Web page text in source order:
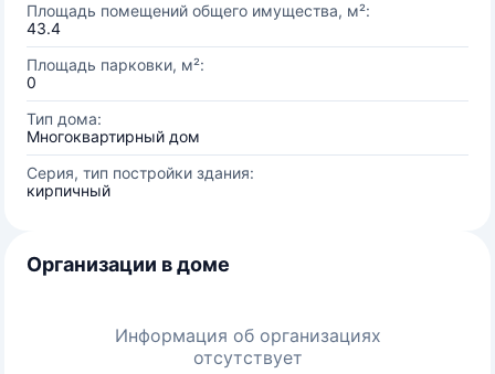
Площадь помещений общего имущества, м²:
43.4
Площадь парковки, м²:
0
Тип дома:
Многоквартирный дом
Серия, тип постройки здания:
кирпичный
Организации в доме
Информация об организациях
отсутствует